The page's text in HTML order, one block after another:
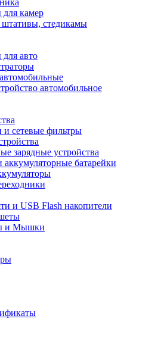
для камер
стедикамы
авто
автомобильное
и сетевые фильтры
зарядные устройства
аккумуляторные батарейки
и USB Flash накопители
и Мышки